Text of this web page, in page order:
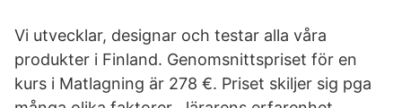
Vi utvecklar, designar och testar alla våra
produkter i Finland. Genomsnittspriset för en
kurs i Matlagning är 278 €. Priset skiljer sig pga